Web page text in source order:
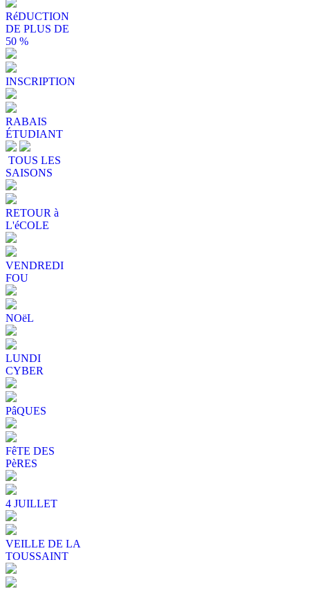
RéDUCTION
DE PLUS DE
50 %
INSCRIPTION
RABAIS
ÉTUDIANT
TOUS LES
SAISONS
RETOUR à
L'éCOLE
VENDREDI
FOU
NOëL
LUNDI
CYBER
PâQUES
FêTE DES
PèRES
4 JUILLET
VEILLE DE LA
TOUSSAINT